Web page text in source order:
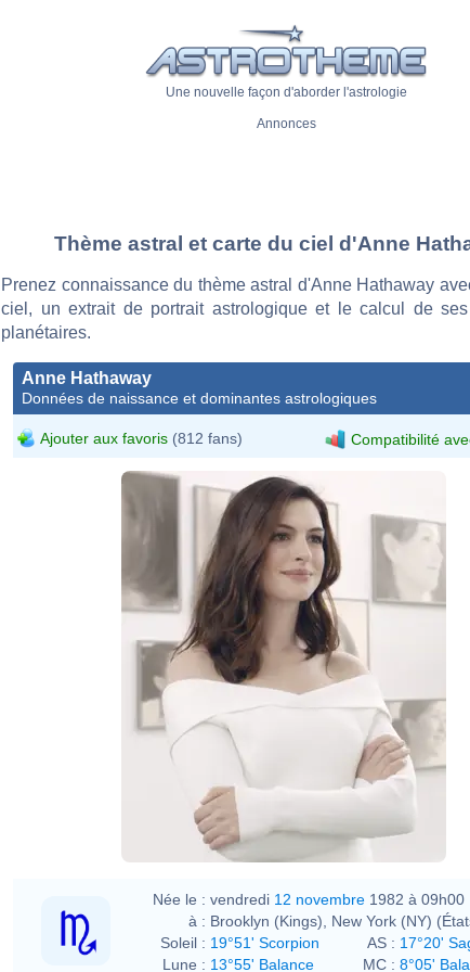
Une nouvelle façon d'aborder l'astrologie
Annonces
Thème astral et carte du ciel d'Anne
Prenez connaissance du thème astral d'Anne Hathaway
ciel, un extrait de portrait astrologique et le calcul de
planétaires.
Anne Hathaway
Données de naissance et dominantes astrologiques
Ajouter aux favoris (812 fans) Compatibilité
Née le : vendredi 12 novembre 1982 à 09h00
à : Brooklyn (Kings), New York (NY)
Soleil : 19°51' Scorpion AS : 17°20'
Lune : 13°55' Balance MC : 8°05'